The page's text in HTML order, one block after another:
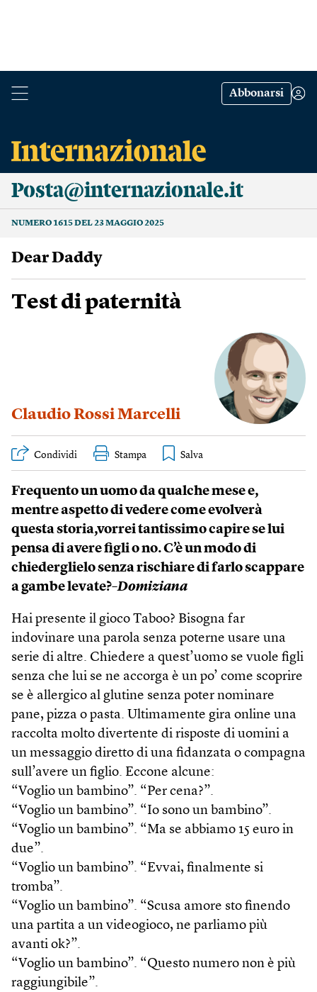
Abbonarsi
Posta@internazionale.it
NUMERO 1615 DEL 23 MAGGIO 2025
Dear Daddy
Test di paternità
Claudio Rossi Marcelli
Condividi Stampa
Frequento un uomo da qualche mese e,
mentre aspetto di vedere come evolverà
questa storia,vorrei tantissimo capire se lui
pensa di avere figli o no. C’è un modo di
chiederglielo senza rischiare di farlo scappare
a gambe levate?–Domiziana
Hai presente il gioco Taboo? Bisogna far
indovinare una parola senza poterne usare una
serie di altre. Chiedere a quest’uomo se vuole figli
senza che lui se ne accorga è un po’ come scoprire
se è allergico al glutine senza poter nominare
pane, pizza o pasta. Ultimamente gira online una
raccolta molto divertente di risposte di uomini a
un messaggio diretto di una fidanzata o compagna
sull’avere un figlio. Eccone alcune:
“Voglio un bambino”. “Per cena?”.
“Voglio un bambino”. “Io sono un bambino”.
“Voglio un bambino”. “Ma se abbiamo 15 euro in
due”.
“Voglio un bambino”. “Evvai, finalmente si
tromba”.
“Voglio un bambino”. “Scusa amore sto finendo
una partita a un videogioco, ne parliamo più
avanti ok?”.
“Voglio un bambino”. “Questo numero non è più
raggiungibile”.